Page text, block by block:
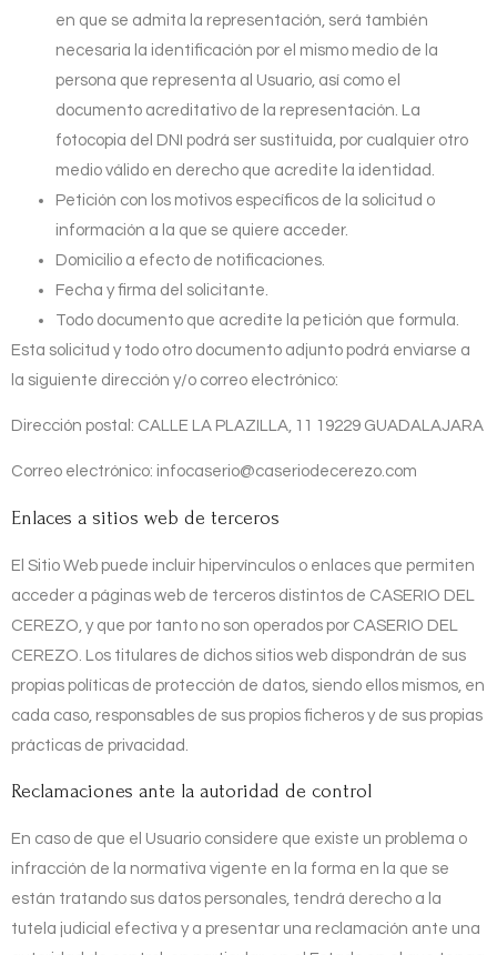
en que se admita la representación, será también
necesaria la identificación por el mismo medio de la
persona que representa al Usuario, así como el
documento acreditativo de la representación. La
fotocopia del DNI podrá ser sustituida, por cualquier otro
medio válido en derecho que acredite la identidad.
Petición con los motivos específicos de la solicitud o
información a la que se quiere acceder.
Domicilio a efecto de notificaciones.
Fecha y firma del solicitante.
Todo documento que acredite la petición que formula.
Esta solicitud y todo otro documento adjunto podrá enviarse a
la siguiente dirección y/o correo electrónico:
Dirección postal: CALLE LA PLAZILLA, 11 19229 GUADALAJARA
Correo electrónico: infocaserio@caseriodecerezo.com
Enlaces a sitios web de terceros
El Sitio Web puede incluir hipervínculos o enlaces que permiten
acceder a páginas web de terceros distintos de CASERIO DEL
CEREZO , y que por tanto no son operados por CASERIO DEL
CEREZO . Los titulares de dichos sitios web dispondrán de sus
propias políticas de protección de datos, siendo ellos mismos, en
cada caso, responsables de sus propios ficheros y de sus propias
prácticas de privacidad.
Reclamaciones ante la autoridad de control
En caso de que el Usuario considere que existe un problema o
infracción de la normativa vigente en la forma en la que se
están tratando sus datos personales, tendrá derecho a la
tutela judicial efectiva y a presentar una reclamación ante una